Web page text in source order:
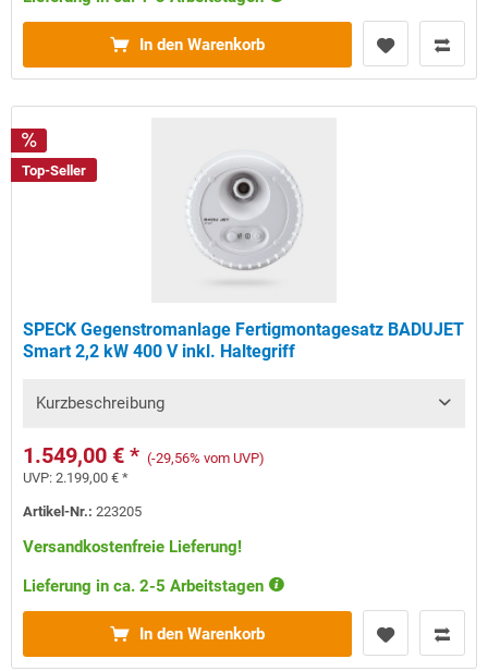
In den Warenkorb
Top-Seller
SPECK Gegenstromanlage Fertigmontagesatz BADUJET
Smart 2,2 kW 400 V inkl. Haltegriff
Kurzbeschreibung
1.549,00 € * (-29,56% vom UVP)
UVP:2.199,00 € *
Artikel-Nr.:223205
Versandkostenfreie Lieferung!
Lieferung in ca. 2-5 Arbeitstagen
In den Warenkorb